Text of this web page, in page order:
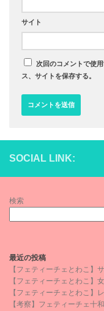
サイト
次回のコメントで使
ス、サイトを保存する。
SOCIAL LINK:
検索
最近の投稿
【フェティーチェとわこ】
【フェティーチェとわこ】
【フェティーチェとわこ】
【考察】フェティーチェ十